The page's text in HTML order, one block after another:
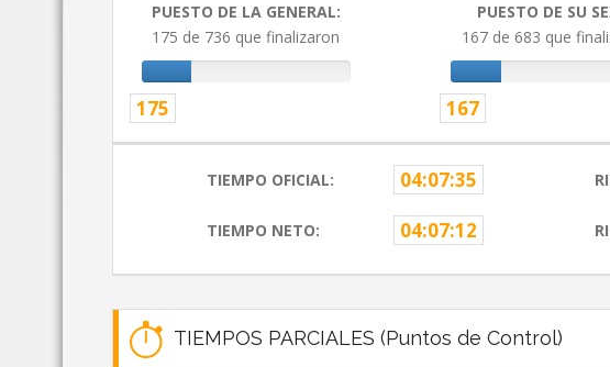
PUESTO DE LA GENERAL:
175 de 736 que finalizaron
175
PUESTO DE SU
167 de 683 que
167
TIEMPO OFICIAL: 04:07:35
TIEMPO NETO: 04:07:12
TIEMPOS PARCIALES (Puntos de Control)